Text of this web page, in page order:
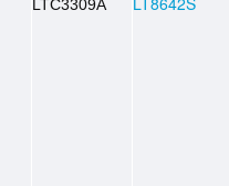
LTC3309A